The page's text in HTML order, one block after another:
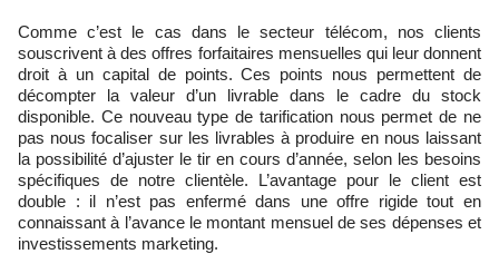
Comme c’est le cas dans le secteur télécom, nos clients
souscrivent à des offres forfaitaires mensuelles qui leur donnent
droit à un capital de points. Ces points nous permettent de
décompter la valeur d’un livrable dans le cadre du stock
disponible. Ce nouveau type de tarification nous permet de ne
pas nous focaliser sur les livrables à produire en nous laissant
la possibilité d’ajuster le tir en cours d’année, selon les besoins
spécifiques de notre clientèle. L’avantage pour le client est
double : il n’est pas enfermé dans une offre rigide tout en
connaissant à l’avance le montant mensuel de ses dépenses et
investissements marketing.